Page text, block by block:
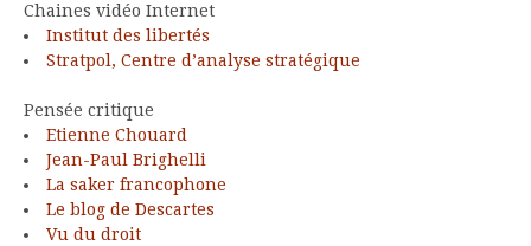
Chaines vidéo Internet
Institut des libertés
Stratpol, Centre d’analyse stratégique
Pensée critique
Etienne Chouard
Jean-Paul Brighelli
La saker francophone
Le blog de Descartes
Vu du droit